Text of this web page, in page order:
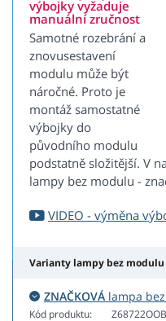
výbojky vyžaduje
manuální zručnost
Samotné rozebrání a
znovusestavení
modulu může být
náročné. Proto je
montáž samostatné
výbojky do
původního modulu
podstatně složitější. V
lampy bez modulu -
VIDEO - výměna
Varianty lampy bez modulu
ZNAČKOVÁ lampa
Kód produktu: Z68722OOB